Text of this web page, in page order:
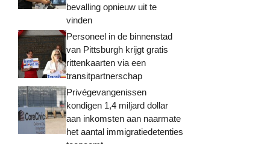
bevalling opnieuw uit te
vinden
Personeel in de binnenstad
van Pittsburgh krijgt gratis
rittenkaarten via een
transitpartnerschap
Privégevangenissen
kondigen 1,4 miljard dollar
aan inkomsten aan naarmate
het aantal immigratiedetenties